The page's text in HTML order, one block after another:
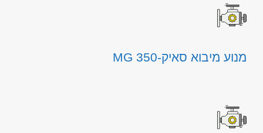
מנוע מיבוא סאיק-MG 350